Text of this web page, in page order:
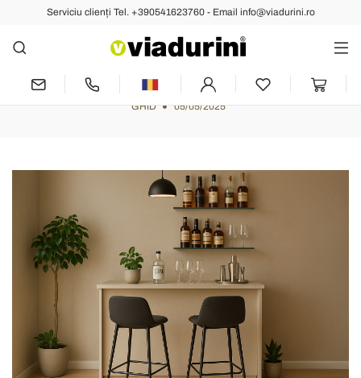
Serviciu clienți Tel. +390541623760 - Email info@viadurini.ro
Colțul de bar perfect? Iată cum să o
faci cu gust și mobilier Viadurini
GHID 05/05/2025